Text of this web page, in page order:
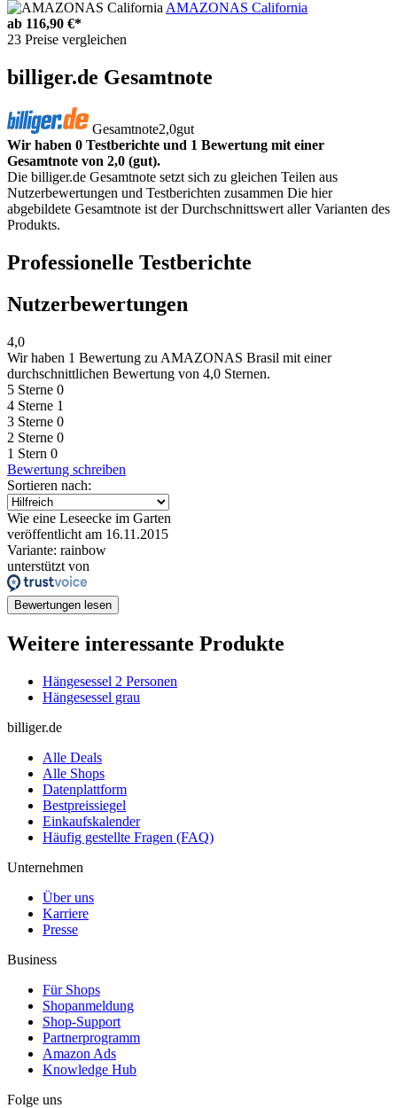
AMAZONAS California
ab 116,90 €*
23 Preise vergleichen
billiger.de Gesamtnote
Gesamtnote2,0gut
Wir haben 0 Testberichte und 1 Bewertung mit einer
Gesamtnote von 2,0 (gut).
Die billiger.de Gesamtnote setzt sich zu gleichen Teilen aus
Nutzerbewertungen und Testberichten zusammen Die hier
abgebildete Gesamtnote ist der Durchschnittswert aller Varianten des
Produkts.
Professionelle Testberichte
Nutzerbewertungen
4,0
Wir haben 1 Bewertung zu AMAZONAS Brasil mit einer
durchschnittlichen Bewertung von 4,0 Sternen.
5 Sterne 0
4 Sterne 1
3 Sterne 0
2 Sterne 0
1 Stern 0
Bewertung schreiben
Sortieren nach:
Wie eine Leseecke im Garten
veröffentlicht am 16.11.2015
Variante: rainbow
unterstützt von
Bewertungen lesen
Weitere interessante Produkte
Hängesessel 2 Personen
Hängesessel grau
billiger.de
Alle Deals
Alle Shops
Datenplattform
Bestpreissiegel
Einkaufskalender
Häufig gestellte Fragen (FAQ)
Unternehmen
Über uns
Karriere
Presse
Business
Für Shops
Shopanmeldung
Shop-Support
Partnerprogramm
Amazon Ads
Knowledge Hub
Folge uns